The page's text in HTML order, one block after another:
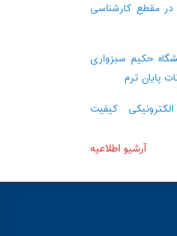
در مقطع کارشناسی
حکیم سبزواری
پایان ترم
کیفیت
آرشیو اطلاعیه